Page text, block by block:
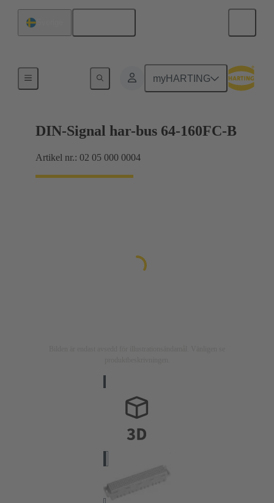
myHARTING
DIN-Signal har-bus 64-160FC-B
Artikel nr.: 02 05 000 0004